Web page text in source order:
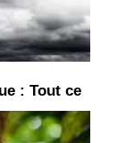
: Tout ce